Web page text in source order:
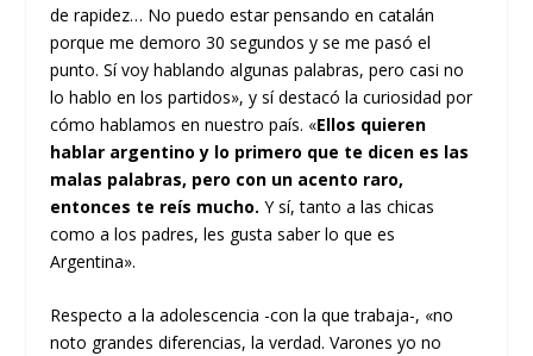
de rapidez… No puedo estar pensando en catalán
porque me demoro 30 segundos y se me pasó el
punto. Sí voy hablando algunas palabras, pero casi no
lo hablo en los partidos», y sí destacó la curiosidad por
cómo hablamos en nuestro país. «Ellos quieren
hablar argentino y lo primero que te dicen es las
malas palabras, pero con un acento raro,
entonces te reís mucho. Y sí, tanto a las chicas
como a los padres, les gusta saber lo que es
Argentina».
Respecto a la adolescencia -con la que trabaja-, «no
noto grandes diferencias, la verdad. Varones yo no